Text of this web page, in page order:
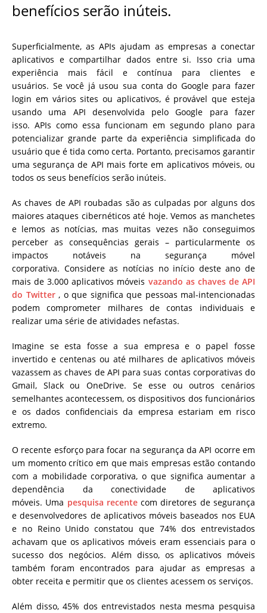
benefícios serão inúteis.
Superficialmente, as APIs ajudam as empresas a conectar
aplicativos e compartilhar dados entre si. Isso cria uma
experiência mais fácil e contínua para clientes e
usuários. Se você já usou sua conta do Google para fazer
login em vários sites ou aplicativos, é provável que esteja
usando uma API desenvolvida pelo Google para fazer
isso. APIs como essa funcionam em segundo plano para
potencializar grande parte da experiência simplificada do
usuário que é tida como certa. Portanto, precisamos garantir
uma segurança de API mais forte em aplicativos móveis, ou
todos os seus benefícios serão inúteis.
As chaves de API roubadas são as culpadas por alguns dos
maiores ataques cibernéticos até hoje. Vemos as manchetes
e lemos as notícias, mas muitas vezes não conseguimos
perceber as consequências gerais – particularmente os
impactos notáveis ​​na segurança móvel
corporativa. Considere as notícias no início deste ano de
mais de 3.000 aplicativos móveis vazando as chaves de API
do Twitter, o que significa que pessoas mal-intencionadas
podem comprometer milhares de contas individuais e
realizar uma série de atividades nefastas.
Imagine se esta fosse a sua empresa e o papel fosse
invertido e centenas ou até milhares de aplicativos móveis
vazassem as chaves de API para suas contas corporativas do
Gmail, Slack ou OneDrive. Se esse ou outros cenários
semelhantes acontecessem, os dispositivos dos funcionários
e os dados confidenciais da empresa estariam em risco
extremo.
O recente esforço para focar na segurança da API ocorre em
um momento crítico em que mais empresas estão contando
com a mobilidade corporativa, o que significa aumentar a
dependência da conectividade de aplicativos
móveis. Uma pesquisa recentecom diretores de segurança
e desenvolvedores de aplicativos móveis baseados nos EUA
e no Reino Unido constatou que 74% dos entrevistados
achavam que os aplicativos móveis eram essenciais para o
sucesso dos negócios. Além disso, os aplicativos móveis
também foram encontrados para ajudar as empresas a
obter receita e permitir que os clientes acessem os serviços.
Além disso, 45% dos entrevistados nesta mesma pesquisa